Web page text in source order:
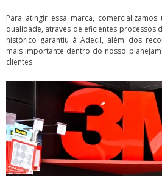
Para atingir essa marca,
qualidade, através de eficientes processos
histórico garantiu à Adecil, além dos
mais importante dentro do nosso
clientes.